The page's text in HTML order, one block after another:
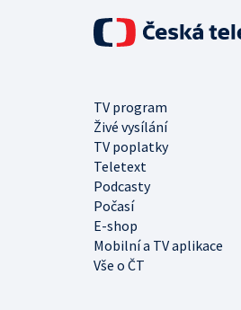
TV program
Živé vysílání
TV poplatky
Teletext
Podcasty
Počasí
E-shop
Mobilní a TV aplikace
Vše o ČT